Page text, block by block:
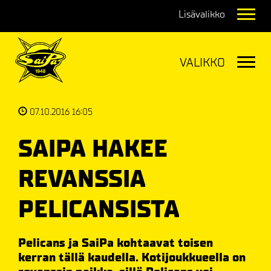
07.10.2016 16:05
SAIPA HAKEE
REVANSSIA
PELICANSISTA
Pelicans ja SaiPa kohtaavat toisen
kerran tällä kaudella. Kotijoukkueella on